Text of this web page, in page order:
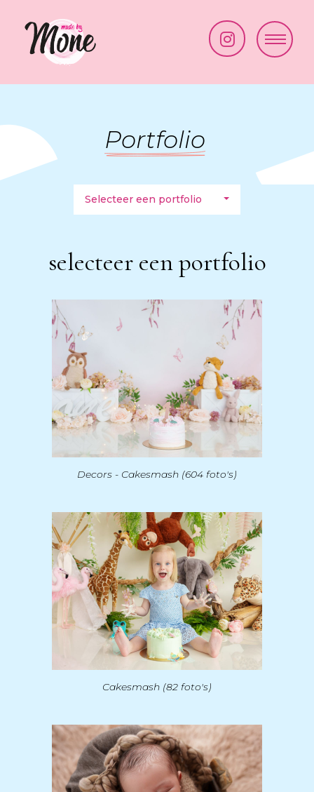
Cakesmash
New Born
Minishoots
06 41 50 53 35
Bekijk route
Portfolio
Selecteer een portfolio open
selecteer een portfolio
Decors - Cakesmash (604 foto's)
Cakesmash (82 foto's)